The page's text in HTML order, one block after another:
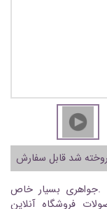
شد قابل سفارش
.جواهری بسیار خاص
فروشگاه آنلاین